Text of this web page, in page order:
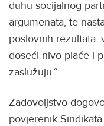
duhu socijalnog
argumenata, te
poslovnih rezultata,
doseći nivo plaće i
zaslužuju.“
Zadovoljstvo
povjerenik